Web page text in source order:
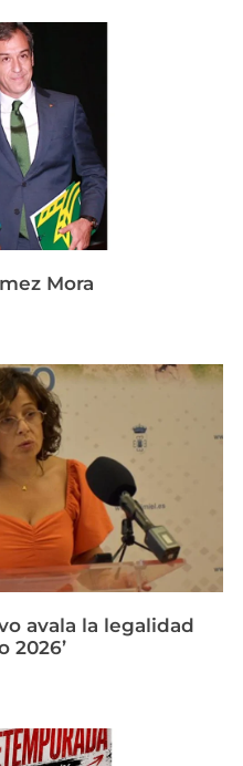
Mora
avala la legalidad
2026’